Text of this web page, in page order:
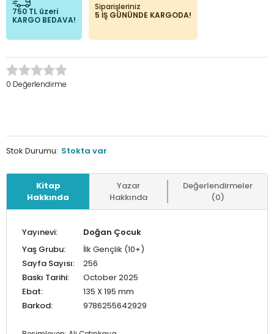
750 TL üzeri
KARGO BEDAVA!
Siparişleriniz
5 İŞ GÜNÜNDE KARGODA!
0 Değerlendirme
Stok Durumu: Stokta var
Kitap
Hakkında
Yazar
Hakkında
Değerlendirmeler
(0)
Yayınevi:
Doğan Çocuk
Yaş Grubu:
İlk Gençlik (10+)
Sayfa Sayısı:
256
Baskı Tarihi:
October 2025
Ebat:
135 X 195 mm
Barkod:
9786255642929